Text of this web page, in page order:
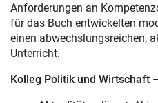
Anforderungen an
für das Buch entwickelten
einen abwechslungsreichen,
Unterricht.
Kolleg Politik und Wirtschaft